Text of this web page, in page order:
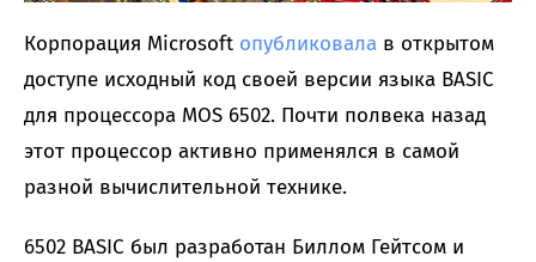
Корпорация Microsoft опубликовала в открытом
доступе исходный код своей версии языка BASIC
для процессора MOS 6502. Почти полвека назад
этот процессор активно применялся в самой
разной вычислительной технике.
6502 BASIC был разработан Биллом Гейтсом и